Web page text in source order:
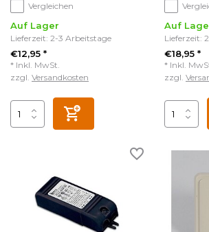
Vergleichen
Auf Lager
Lieferzeit: 2-3 Arbeitstage
€12,95 *
* Inkl. MwSt.
zzgl. Versandkosten
Auf
Lieferzeit:
€18,95 *
* Inkl.
zzgl.